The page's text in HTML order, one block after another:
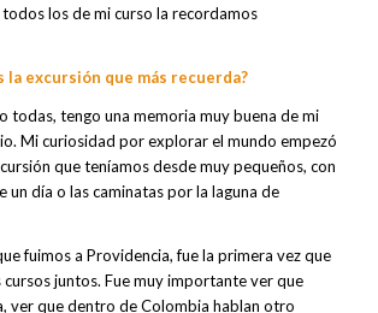
los de mi curso la recordamos
la excursión que más recuerda?
todas, tengo una memoria muy buena de mi
Mi curiosidad por explorar el mundo empezó
que teníamos desde muy pequeños, con
un día o las caminatas por la laguna de
fuimos a Providencia, fue la primera vez que
juntos. Fue muy importante ver que
ver que dentro de Colombia hablan otro